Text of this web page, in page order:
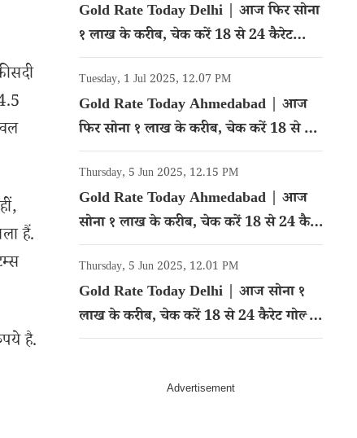
हैं.
है.
Gold Rate Today Delhi | आज फिर सोना
१ लाख के करीब, चेक करें 18 से 24 कैरेट
गोल्ड का रेट
Tuesday, 1 Jul 2025, 12.07 PM
Gold Rate Today Ahmedabad | आज
फिर सोना १ लाख के करीब, चेक करें 18 से 24
कैरेट गोल्ड का रेट
Thursday, 5 Jun 2025, 12.15 PM
Gold Rate Today Ahmedabad | आज
सोना १ लाख के करीब, चेक करें 18 से 24 कैरेट
गोल्ड का रेट
Thursday, 5 Jun 2025, 12.01 PM
Gold Rate Today Delhi | आज सोना १
लाख के करीब, चेक करें 18 से 24 कैरेट गोल्ड
का रेट